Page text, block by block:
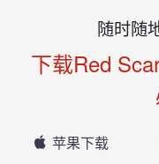
随时随
下载Red
苹果下载